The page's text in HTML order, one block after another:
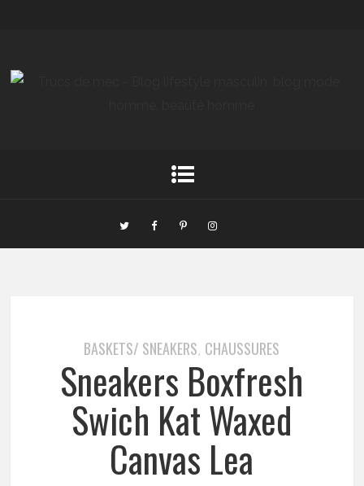
BASKETS/ SNEAKERS, CHAUSSURES
Sneakers Boxfresh
Swich Kat Waxed
Canvas Lea